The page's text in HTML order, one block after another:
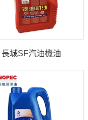
長城SF汽油機油